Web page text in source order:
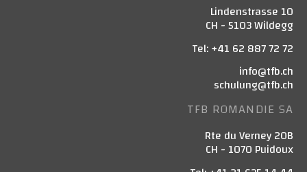
Lindenstrasse 10
CH - 5103 Wildegg
Tel: +41 62 887 72 72
info@tfb.ch
schulung@tfb.ch
TFB ROMANDIE SA
Rte du Verney 20B
CH - 1070 Puidoux